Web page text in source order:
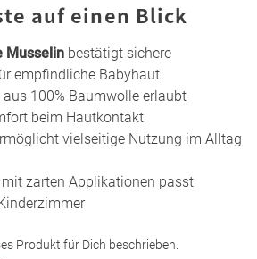
auf einen Blick
Musselin bestätigt sichere
empfindliche Babyhaut
aus 100% Baumwolle erlaubt
beim Hautkontakt
vielseitige Nutzung im Alltag
mit zarten Applikationen passt
Produkt für Dich beschrieben.